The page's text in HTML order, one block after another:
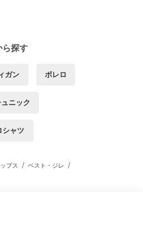
ら探す
ガン ボレロ
ニック
シャツ
ップス / ベスト・ジレ /